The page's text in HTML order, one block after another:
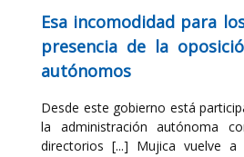
Esa incomodidad para
presencia de la
autónomos
Desde este gobierno está
la administración autónoma
directorios [...] Mujica vuelve